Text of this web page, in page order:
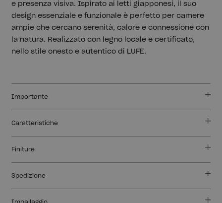
e presenza visiva. Ispirato ai letti giapponesi, il suo
design essenziale e funzionale è perfetto per camere
ampie che cercano serenità, calore e connessione con
la natura. Realizzato con legno locale e certificato,
nello stile onesto e autentico di LUFE.
Importante
Caratteristiche
Finiture
Spedizione